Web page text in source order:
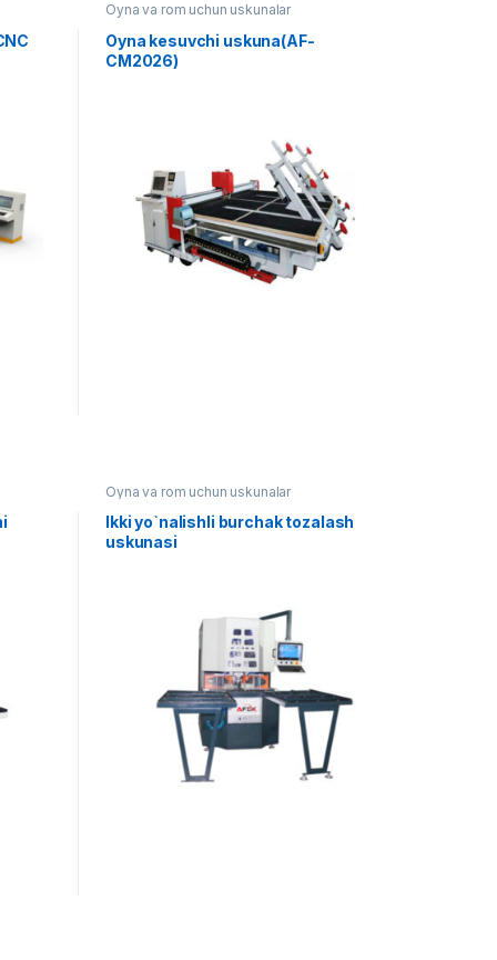
Oyna va rom uchun uskunalar
Oyna kesuvchi uskuna(AF-
CM2026)
Oyna va rom uchun uskunalar
Ikki yo`nalishli burchak tozalash
uskunasi